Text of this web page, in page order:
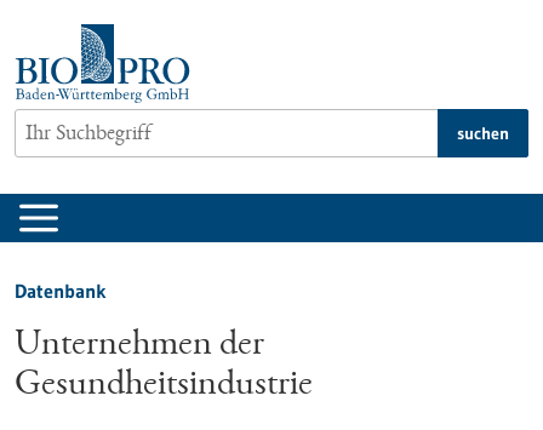
springen
suchen
Datenbank
Unternehmen der
Gesundheitsindustrie